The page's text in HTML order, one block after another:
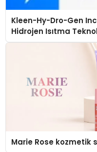
Kleen-Hy-Dro-Gen
Hidrojen Isıtma
Düzenleyici
Marie Rose kozmetik